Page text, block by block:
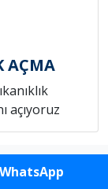
AÇMA
açıyoruz
WhatsApp